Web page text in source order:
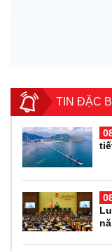
TIN ĐẶC